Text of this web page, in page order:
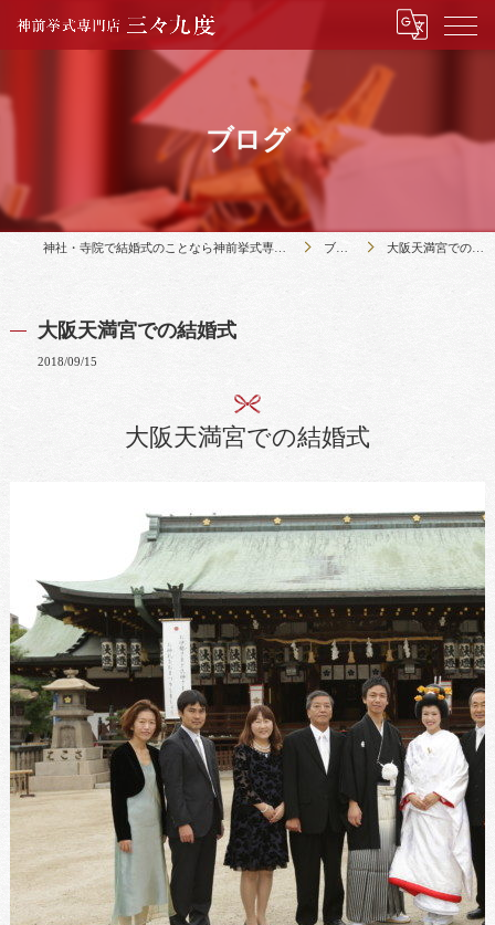
ブログ
神社・寺院で結婚式のことなら神前挙式専門店三々九度 ブログ 大阪天満宮での結婚式
大阪天満宮での結婚式
2018/09/15
大阪天満宮での結婚式